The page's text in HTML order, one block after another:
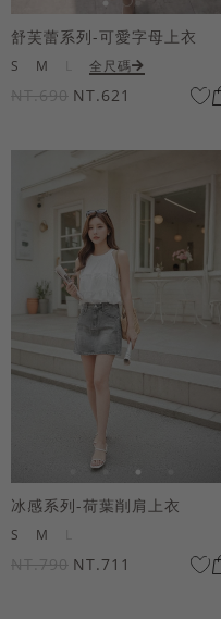
舒芙蕾系列-可愛字母上衣
S M 全尺碼
NT.690 NT.621
冰感系列-荷葉削肩上衣
S M
NT.790 NT.711